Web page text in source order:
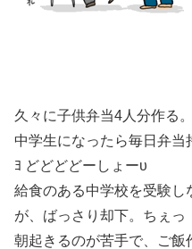
久々に子供弁当4人分作る。
中学生になったら毎日弁当
ﾖ どどどどーしょーυ
給食のある中学校を受験し
が、ばっさり却下。ちぇっ
朝起きるのが苦手で、ご飯